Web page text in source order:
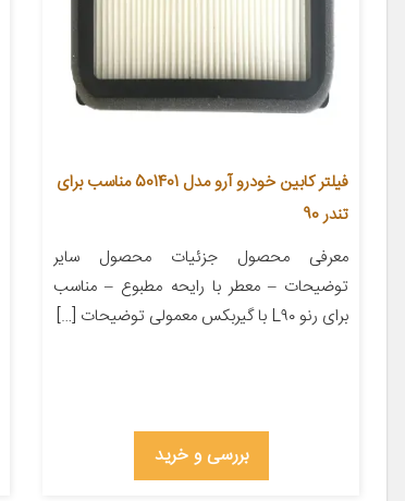
فیلتر کابین خودرو آرو مدل 501401 مناسب برای
تندر 90
معرفی محصول جزئیات محصول سایر
توضیحات – معطر با رایحه مطبوع – مناسب
برای رنو L۹۰ با گیربکس معمولی توضیحات […]
بررسی و خرید